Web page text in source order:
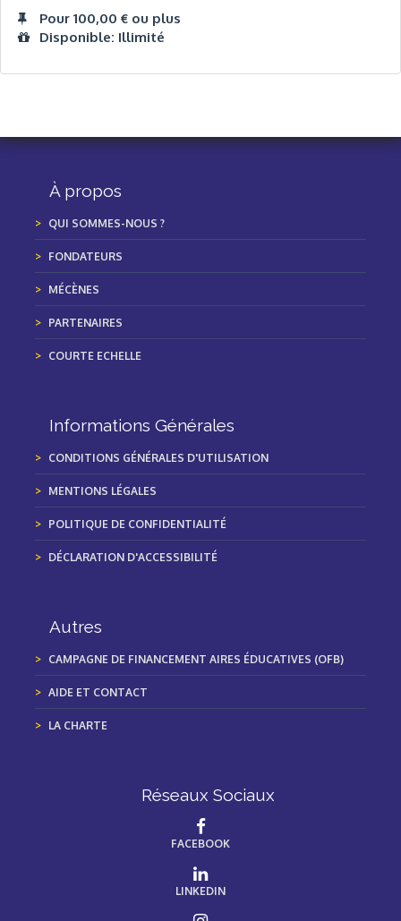
Pour 100,00 € ou plus
Disponible: Illimité
À propos
QUI SOMMES-NOUS ?
FONDATEURS
MÉCÈNES
PARTENAIRES
COURTE ECHELLE
Informations Générales
CONDITIONS GÉNÉRALES D'UTILISATION
MENTIONS LÉGALES
POLITIQUE DE CONFIDENTIALITÉ
DÉCLARATION D'ACCESSIBILITÉ
Autres
CAMPAGNE DE FINANCEMENT AIRES ÉDUCATIVES (OFB)
AIDE ET CONTACT
LA CHARTE
Réseaux Sociaux
FACEBOOK
LINKEDIN